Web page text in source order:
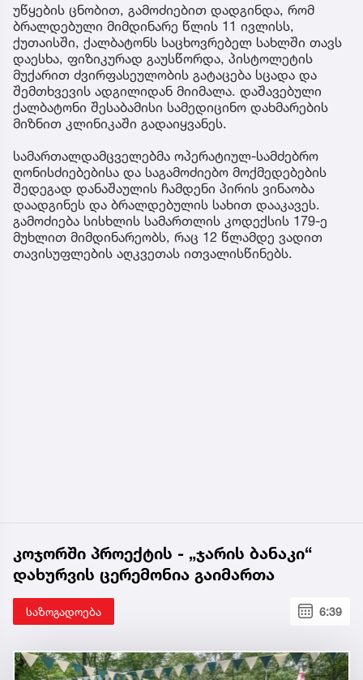
უწყების ცნობით, გამოძიებით დადგინდა, რომ
ბრალდებული მიმდინარე წლის 11 ივლისს,
ქუთაისში, ქალბატონს საცხოვრებელ სახლში თავს
დაესხა, ფიზიკურად გაუსწორდა, პისტოლეტის
მუქარით ძვირფასეულობის გატაცება სცადა და
შემთხვევის ადგილიდან მიიმალა. დაშავებული
ქალბატონი შესაბამისი სამედიცინო დახმარების
მიზნით კლინიკაში გადაიყვანეს.
სამართალდამცველებმა ოპერატიულ-სამძებრო
ღონისძიებებისა და საგამოძიებო მოქმედებების
შედეგად დანაშაულის ჩამდენი პირის ვინაობა
დაადგინეს და ბრალდებულის სახით დააკავეს.
გამოძიება სისხლის სამართლის კოდექსის 179-ე
მუხლით მიმდინარეობს, რაც 12 წლამდე ვადით
თავისუფლების აღკვეთას ითვალისწინებს.
კოჯორში პროექტის - „ჯარის ბანაკი“
დახურვის ცერემონია გაიმართა
საზოგადოება 6:39